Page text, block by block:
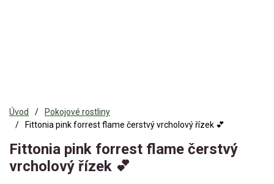
Úvod
Pokojové rostliny
Fittonia pink forrest flame čerstvý vrcholový řízek 💕
Fittonia pink forrest flame čerstvý
vrcholový řízek 💕